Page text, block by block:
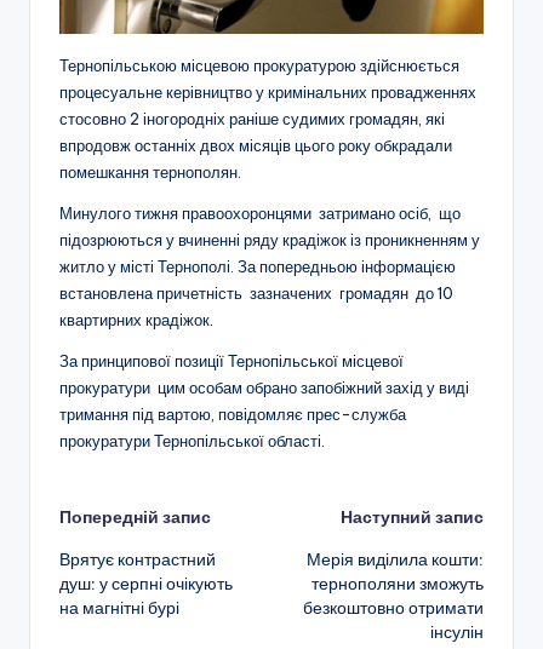
Тернопільською місцевою прокуратурою здійснюється
процесуальне керівництво у кримінальних провадженнях
стосовно 2 іногородніх раніше судимих громадян, які
впродовж останніх двох місяців цього року обкрадали
помешкання тернополян.
Минулого тижня правоохоронцями затримано осіб, що
підозрюються у вчиненні ряду крадіжок із проникненням у
житло у місті Тернополі. За попередньою інформацією
встановлена причетність зазначених громадян до 10
квартирних крадіжок.
За принципової позиції Тернопільської місцевої
прокуратури цим особам обрано запобіжний захід у виді
тримання під вартою, повідомляє прес-служба
прокуратури Тернопільської області.
Навігація
по
запису
Попередній запис
Врятує контрастний
душ: у серпні очікують
на магнітні бурі
Наступний запис
Мерія виділила кошти:
тернополяни зможуть
безкоштовно отримати
інсулін